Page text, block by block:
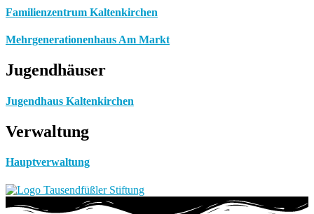
Familienzentrum Kaltenkirchen
Mehrgenerationenhaus Am Markt
Jugendhäuser
Jugendhaus Kaltenkirchen
Verwaltung
Hauptverwaltung